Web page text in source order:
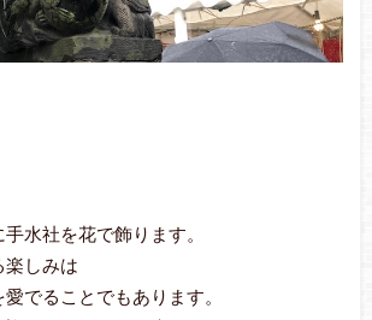
水社を花で飾ります。
楽しみは
でることでもあります。